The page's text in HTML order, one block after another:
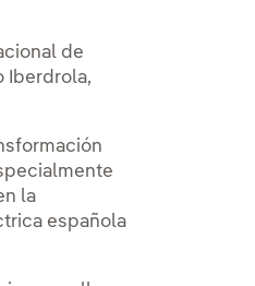
de
Iberdrola,
la
española